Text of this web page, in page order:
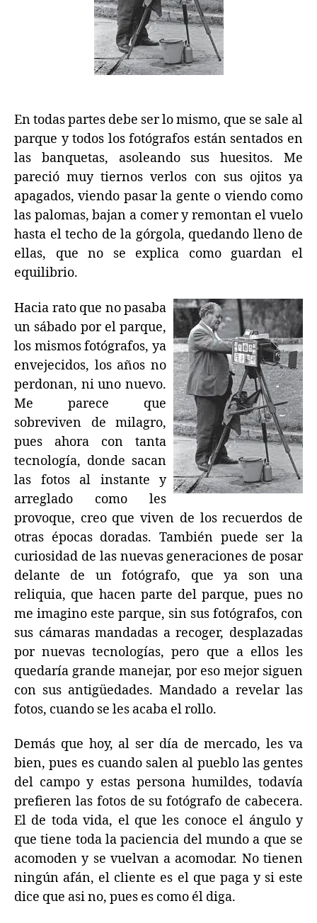
En todas partes debe ser lo mismo, que se sale al
parque y todos los fotógrafos están sentados en
las banquetas, asoleando sus huesitos. Me
pareció muy tiernos verlos con sus ojitos ya
apagados, viendo pasar la gente o viendo como
las palomas, bajan a comer y remontan el vuelo
hasta el techo de la górgola, quedando lleno de
ellas, que no se explica como guardan el
equilibrio.
Hacia rato que no pasaba
un sábado por el parque,
los mismos fotógrafos, ya
envejecidos, los años no
perdonan, ni uno nuevo.
Me parece que
sobreviven de milagro,
pues ahora con tanta
tecnología, donde sacan
las fotos al instante y
arreglado como les
provoque, creo que viven de los recuerdos de
otras épocas doradas. También puede ser la
curiosidad de las nuevas generaciones de posar
delante de un fotógrafo, que ya son una
reliquia, que hacen parte del parque, pues no
me imagino este parque, sin sus fotógrafos, con
sus cámaras mandadas a recoger, desplazadas
por nuevas tecnologías, pero que a ellos les
quedaría grande manejar, por eso mejor siguen
con sus antigüedades. Mandado a revelar las
fotos, cuando se les acaba el rollo.
Demás que hoy, al ser día de mercado, les va
bien, pues es cuando salen al pueblo las gentes
del campo y estas persona humildes, todavía
prefieren las fotos de su fotógrafo de cabecera.
El de toda vida, el que les conoce el ángulo y
que tiene toda la paciencia del mundo a que se
acomoden y se vuelvan a acomodar. No tienen
ningún afán, el cliente es el que paga y si este
dice que asi no, pues es como él diga.